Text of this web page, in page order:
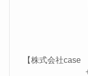
【株式会社